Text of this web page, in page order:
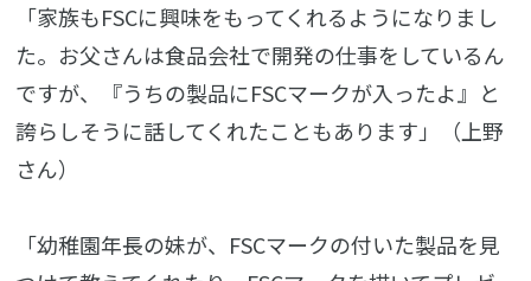
「家族もFSCに興味をもってくれるようになりまし
た。お父さんは食品会社で開発の仕事をしているん
ですが、『うちの製品にFSCマークが入ったよ』と
誇らしそうに話してくれたこともあります」（上野
さん）
「幼稚園年長の妹が、FSCマークの付いた製品を見